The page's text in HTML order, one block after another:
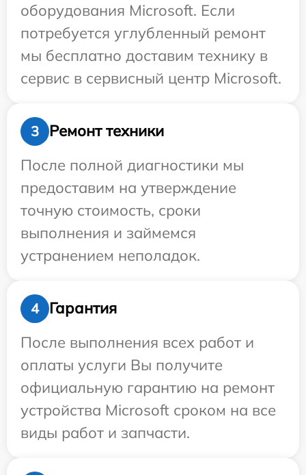
оборудования Microsoft. Если
потребуется углубленный ремонт
мы бесплатно доставим технику в
сервис в сервисный центр Microsoft.
3
Ремонт техники
После полной диагностики мы
предоставим на утверждение
точную стоимость, сроки
выполнения и займемся
устранением неполадок.
4
Гарантия
После выполнения всех работ и
оплаты услуги Вы получите
официальную гарантию на ремонт
устройства Microsoft сроком на все
виды работ и запчасти.